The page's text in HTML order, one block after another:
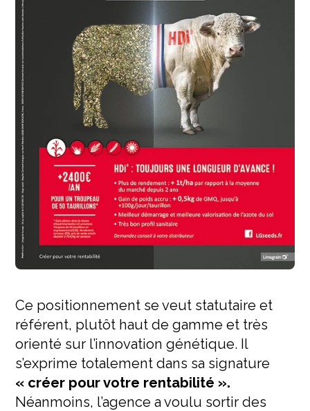
Ce positionnement se veut statutaire et
référent, plutôt haut de gamme et très
orienté sur l’innovation génétique. Il
s’exprime totalement dans sa signature
« créer pour votre rentabilité ».
Néanmoins, l’agence a voulu sortir des